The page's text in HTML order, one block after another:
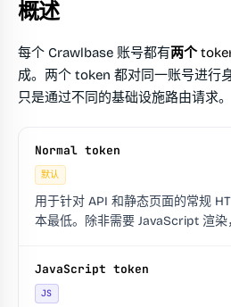
概述
每个 Crawlbase 账号都有两个
成。两个 token 都对同一账号进行
只是通过不同的基础设施路由请求。
Normal token
默认
用于针对 API 和静态页面的常规
本最低。除非需要 JavaScript 渲染
JavaScript token
JS